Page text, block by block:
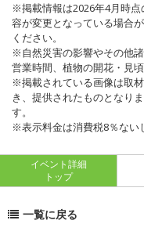
※掲載情報は2026年4月時
容が変更となっている場合
ください。
※自然災害の影響やその他
営業時間、植物の開花・見
※掲載されている画像は取
き、提供されたものとなり
す。
※表示料金は消費税8％ない
イベント詳細
トップ
一覧に戻る